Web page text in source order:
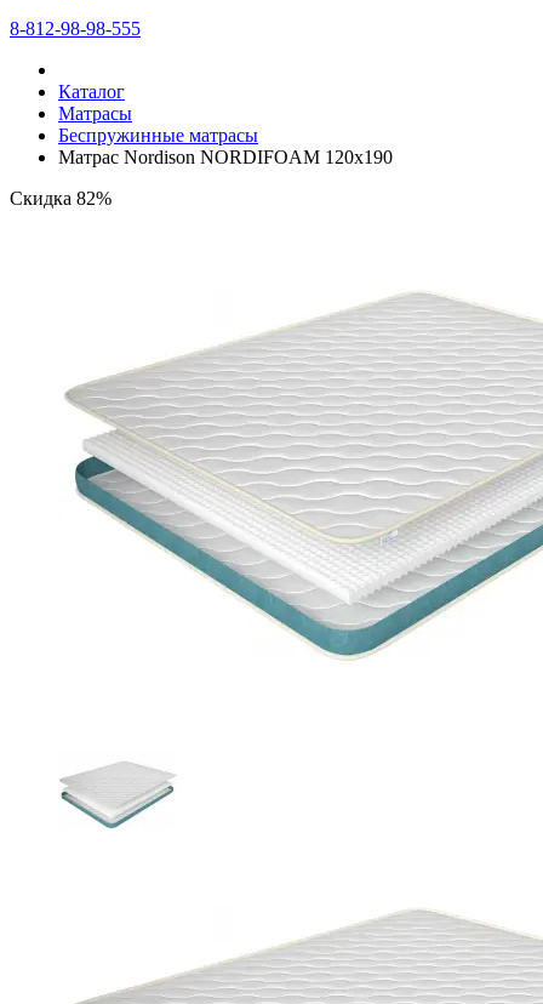
8-812-98-98-555
Каталог
Матрасы
Беспружинные матрасы
Матрас Nordison NORDIFOAM 120х190
Скидка 82%